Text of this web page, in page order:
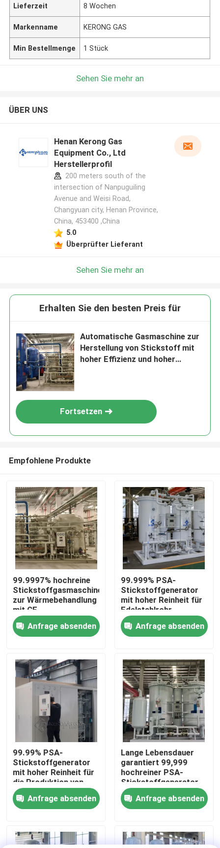
Zu Hause
Produkte
Über uns
Qualitätskontrolle
Kontakt mit uns
Neuigkeiten
Bitte um ein Angebot
PSA-Stickstoffgasgeneratoren
Hoher Reinheitsgrad-Stickstoff-Generator
Lieferzeit 8 Wochen
Markenname KERONG GAS
Min Bestellmenge 1 Stück
Sehen Sie mehr an
ÜBER UNS
Henan Kerong Gas
Equipment Co., Ltd
Herstellerprofil
200 meters south of the
intersection of Nanpuguiling
Avenue and Weisi Road,
Changyuan city, Henan Province,
China, 453400 ,China
5.0
Überprüfter Lieferant
Sehen Sie mehr an
Erhalten Sie den besten Preis für
Automatische Gasmaschine zur
Herstellung von Stickstoff mit
hoher Effizienz und hoher
Fortsetzen
Empfohlene Produkte
99.9997% hochreine
Stickstoffgasmaschine
zur Wärmebehandlung
mit CE
Anfrage absenden
99.999% PSA-
Stickstoffgenerator
mit hoher Reinheit für
Edelstahlrohr
Anfrage absenden
99.99% PSA-
Stickstoffgenerator
mit hoher Reinheit für
die Produktion von
Klimaanlagen
Anfrage absenden
Lange Lebensdauer
garantiert 99,999
hochreiner PSA-
Stickstoffgenerator
Anfrage absenden